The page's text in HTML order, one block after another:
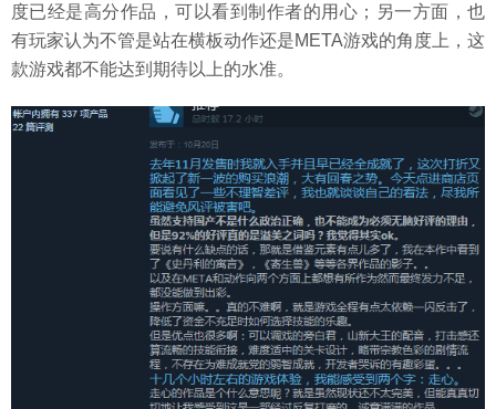
度已经是高分作品，可以看到制作者的用心；另一方面，也
有玩家认为不管是站在横板动作还是META游戏的角度上，这
款游戏都不能达到期待以上的水准。